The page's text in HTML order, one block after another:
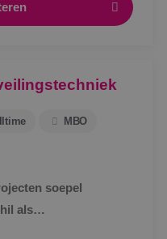
MBO
soepel
als